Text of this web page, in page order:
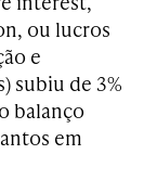
ou lucros
e
subiu de 3%
balanço
em